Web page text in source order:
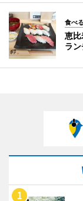
食べる
恵
ラ